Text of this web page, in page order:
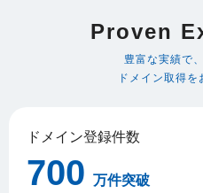
Proven
豊富な実績で
ドメイン取得を
ドメイン登録件数
700 万件突破